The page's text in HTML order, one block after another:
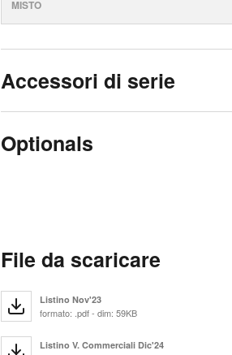
MISTO
Accessori di serie
Optionals
File da scaricare
Listino Nov'23
formato: .pdf - dim: 59KB
Listino V. Commerciali Dic'24